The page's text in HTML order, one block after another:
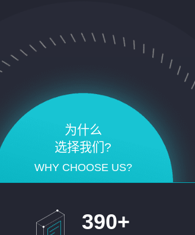
为什么
选择我们?
WHY CHOOSE US?
390+